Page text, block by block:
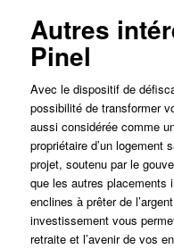
Autres
Pinel
Avec le dispositif de
possibilité de transformer
aussi considérée comme
propriétaire d’un logement
projet, soutenu par le
que les autres placements
enclines à prêter de
investissement vous
retraite et l’avenir de vos